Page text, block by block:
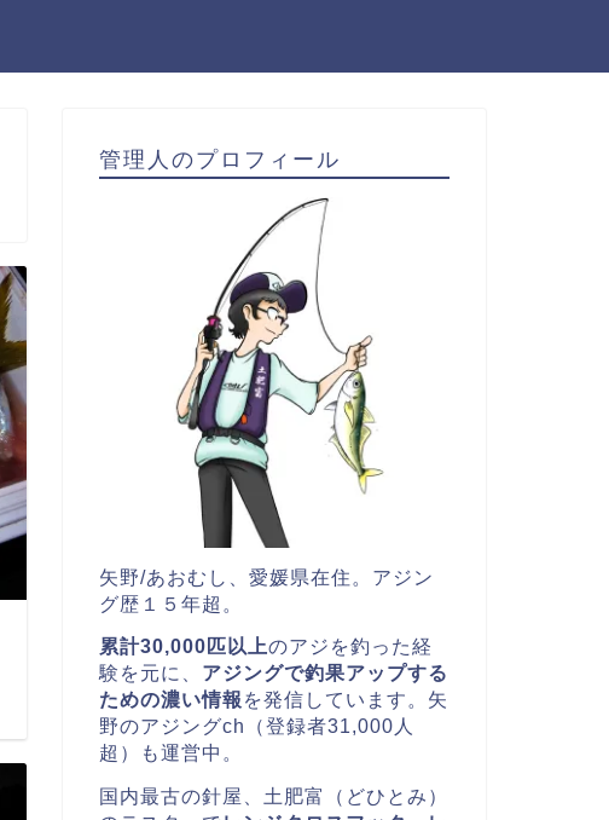
管理人のプロフィール
矢野/あおむし、愛媛県在住。 アジン
グ歴１５年超。
累計30,000匹以上のアジを釣った経
験を元に、 アジングで釣果アップする
ための濃い情報 を発信しています。矢
野のアジングch（登録者31,000人
超）も運営中。
国内最古の針屋、土肥富（どひとみ）